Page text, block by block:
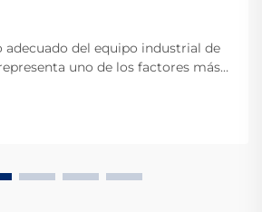
del equipo industrial de
uno de los factores más
en entornos de fabricación
las organizaciones invierten en